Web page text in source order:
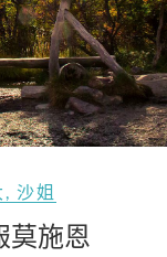
, 沙姐
莫施恩